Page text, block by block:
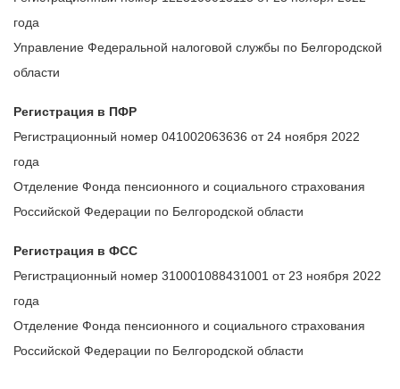
года
Управление Федеральной налоговой службы по Белгородской
области
Регистрация в ПФР
Регистрационный номер 041002063636 от 24 ноября 2022
года
Отделение Фонда пенсионного и социального страхования
Российской Федерации по Белгородской области
Регистрация в ФСС
Регистрационный номер 310001088431001 от 23 ноября 2022
года
Отделение Фонда пенсионного и социального страхования
Российской Федерации по Белгородской области